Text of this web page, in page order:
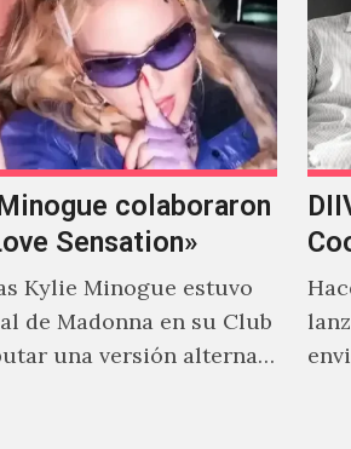
colaboraron
Sensation»
Kylie Minogue estuvo
de Madonna en su Club
una versión alterna